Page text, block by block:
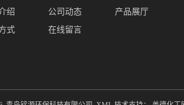
绍 公司动态
产品展厅
式 在线留言